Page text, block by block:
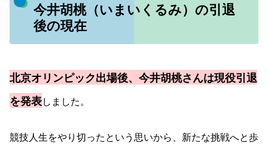
今井胡桃（いまいくるみ）の引退
後の現在
北京オリンピック出場後、今井胡桃さんは現役引退
を発表しました。
競技人生をやり切ったという思いから、新たな挑戦へと歩